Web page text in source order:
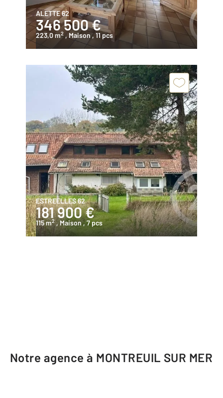
ALETTE 62
346 500 €
223,0 m2 , Maison , 11 pcs
ESTREELLES 62
181 900 €
115 m2 , Maison, 7 pcs
Notre agence à MONTREUIL SUR MER